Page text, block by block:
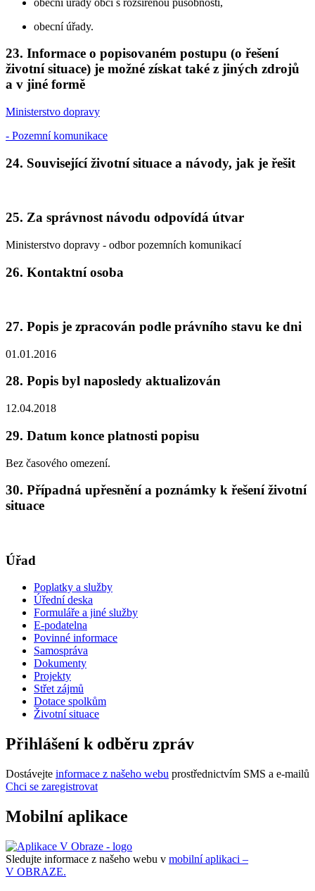
obecní úřady.
23. Informace o popisovaném postupu (o řešení
životní situace) je možné získat také z jiných zdrojů
a v jiné formě
Ministerstvo dopravy
- Pozemní komunikace
24. Související životní situace a návody, jak je řešit
25. Za správnost návodu odpovídá útvar
Ministerstvo dopravy - odbor pozemních komunikací
26. Kontaktní osoba
27. Popis je zpracován podle právního stavu ke dni
01.01.2016
28. Popis byl naposledy aktualizován
12.04.2018
29. Datum konce platnosti popisu
Bez časového omezení.
30. Případná upřesnění a poznámky k řešení životní
situace
Úřad
Poplatky a služby
Úřední deska
Formuláře a jiné služby
E-podatelna
Povinné informace
Samospráva
Dokumenty
Projekty
Střet zájmů
Dotace spolkům
Životní situace
Přihlášení k odběru zpráv
Dostávejte informace z našeho webu prostřednictvím SMS a e-mailů
Chci se zaregistrovat
Mobilní aplikace
Sledujte informace z našeho webu v mobilní aplikaci –
V OBRAZE.